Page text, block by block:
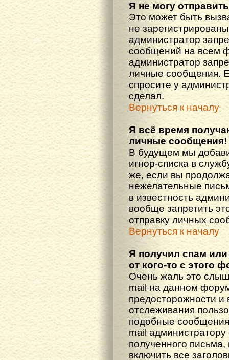
Я не могу
Это может быть
не
администратор
сообщений на всем
администратор
личные сообщения.
спросите у
сделал.
Вернуться к началу
Я всё время
личные сообщения!
В будущем мы
игнор-списка в
же, если вы
нежелательные
в известность
вообще запретить
отправку личных
Вернуться к началу
Я получил спам
от кого-то с этого
Очень жаль это
mail на данном
предосторожности и
отслеживания
подобные
mail
полученного
включить все